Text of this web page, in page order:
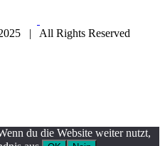
| All Rights Reserved
du die Website weiter nutzt,